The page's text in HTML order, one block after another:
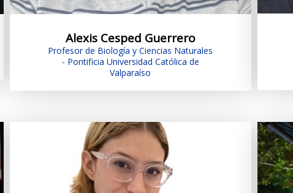
Alexis Cesped Guerrero
Profesor de Biología y Ciencias Naturales
- Pontificia Universidad Católica de
Valparaíso